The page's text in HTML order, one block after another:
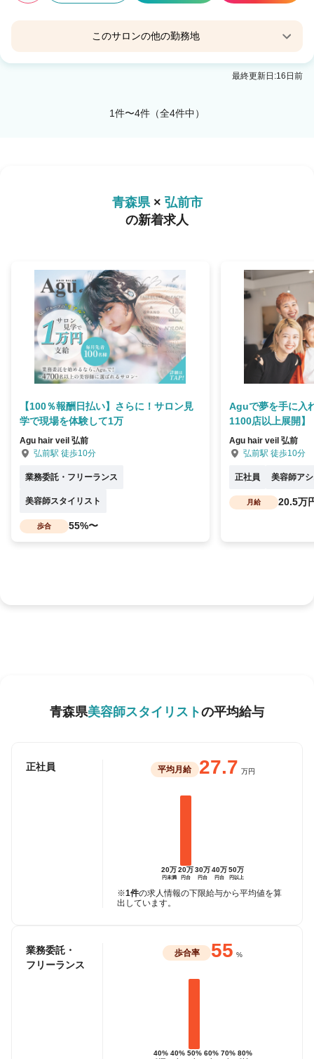
このサロンの他の勤務地
QBハウスＣｉｉＮＡ ＣｉｉＮＡ弘前店
最終更新日:16日前
1件〜4件（全4件中）
青森県× 弘前市
の新着求人
【100％報酬日払い】さらに！サロン見
学で現場を体験して1万
Agu hair veil 弘前
弘前駅 徒歩10分
業務委託・フリーランス
美容師スタイリスト
歩合 55%〜
Aguで夢を手に入
1100店以上展開】
Agu hair veil 弘前
弘前駅 徒歩10分
正社員 美容師ア
月給 20.5万
青森県美容師スタイリストの平均給与
正社員 平均月給 27.7 万円
20万
円未満
20万
円台
30万
円台
40万
円台
50万
円以上
※1件の求人情報の下限給与から平均値を算
出しています。
業務委託・
フリーランス
歩合率 55 %
40% 40% 50% 60% 70% 80%